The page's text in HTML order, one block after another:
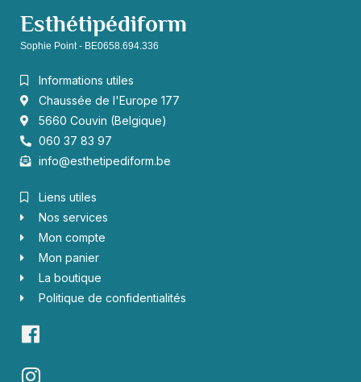
Esthétipédiform
Sophie Point - BE0658.694.336
Informations utiles
Chaussée de l'Europe 177
5660 Couvin (Belgique)
060 37 83 97
info@esthetipediform.be
Liens utiles
Nos services
Mon compte
Mon panier
La boutique
Politique de confidentialités